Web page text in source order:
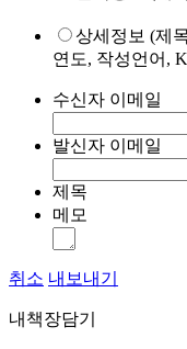
상세정보 (제
연도, 작성언어,
수신자 이메일
발신자 이메일
제목
메모
취소 내보내기
내책장담기